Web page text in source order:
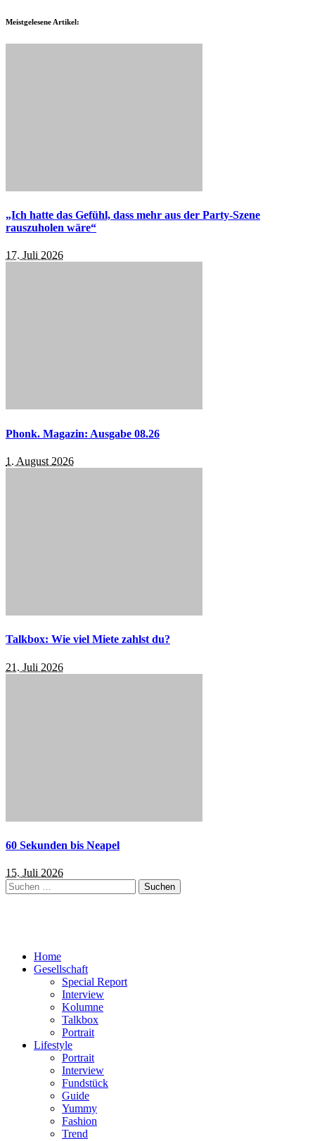
Meistgelesene Artikel:
„Ich hatte das Gefühl, dass mehr aus der Party-Szene
rauszuholen wäre“
17. Juli 2026
Phonk. Magazin: Ausgabe 08.26
1. August 2026
Talkbox: Wie viel Miete zahlst du?
21. Juli 2026
60 Sekunden bis Neapel
15. Juli 2026
Suchen
nach:
Home
Gesellschaft
Special Report
Interview
Kolumne
Talkbox
Portrait
Lifestyle
Portrait
Interview
Fundstück
Guide
Yummy
Fashion
Trend